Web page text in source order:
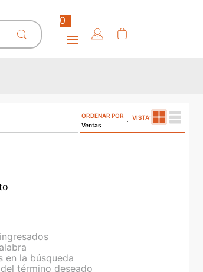
0
ORDENAR POR
Ventas
en la búsqueda
término deseado